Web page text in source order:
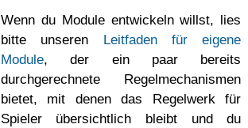
Wenn du Module entwickeln willst, lies
bitte unseren Leitfaden für eigene
Module, der ein paar bereits
durchgerechnete Regelmechanismen
bietet, mit denen das Regelwerk für
Spieler übersichtlich bleibt und du